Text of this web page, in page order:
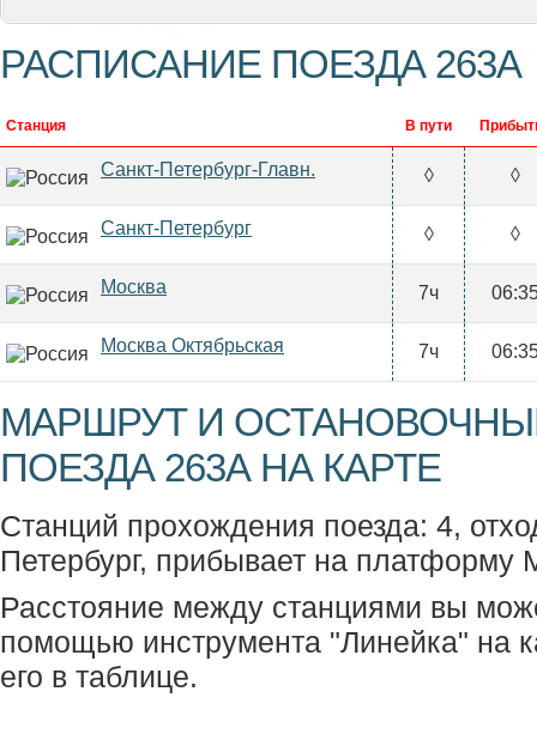
РАСПИСАНИЕ ПОЕЗДА 263А
Станция В пути
Санкт-Петербург-Главн. ◊ ◊
Санкт-Петербург ◊ ◊
Москва 7ч
Москва Октябрьская 7ч
МАРШРУТ И
ПОЕЗДА 263А НА КАРТЕ
Станций прохождения поезда: 4,
Петербург, прибывает на платформу
Расстояние между станциями вы
помощью инструмента "Линейка" на
его в таблице.